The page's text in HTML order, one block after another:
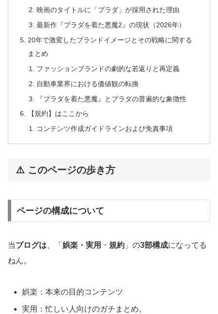
映画のタイトルに「プラダ」が採用された理由
最新作『プラダを着た悪魔2』の現状（2026年）
20年で激変したブランドイメージとその戦略に関する
まとめ
ファッションブランドの劇的な若返りと再定義
自動車業界における価値観の転換
『プラダを着た悪魔』とプラダの普遍的な象徴性
【規約】はここから
コンテンツ作成ガイドラインおよび免責事項
⚠️ このページの歩き方
ページの構成について
当ブログは 、「 娯楽・実用 ・ 規約 」の3部構成になってる
ねん。
娯楽：本来の目的コンテンツ
実用：忙しい人向けのガチまとめ。